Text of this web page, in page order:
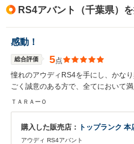
RS4アバント（千葉県）
感動！
総合評価 5点
憧れのアウディRS4を手にし、かな
ごく誠意のある方で、全てにおいて満
ＴＡＲＡーＯ
購入した販売店： トップランク 本
アウディ RS4アバント